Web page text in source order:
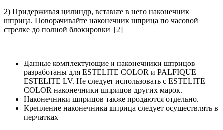
2) Придерживая цилиндр, вставьте в него наконечник
шприца. Поворачивайте наконечник шприца по часовой
стрелке до полной блокировки. [2]
Данные комплектующие и наконечники шприцов
разработаны для ESTELITE COLOR и PALFIQUE
ESTELITE LV. Не следует использовать с ESTELITE
COLOR наконечники шприцов других марок.
Наконечники шприцов также продаются отдельно.
Крепление наконечника шприца следует осуществлять в
перчатках